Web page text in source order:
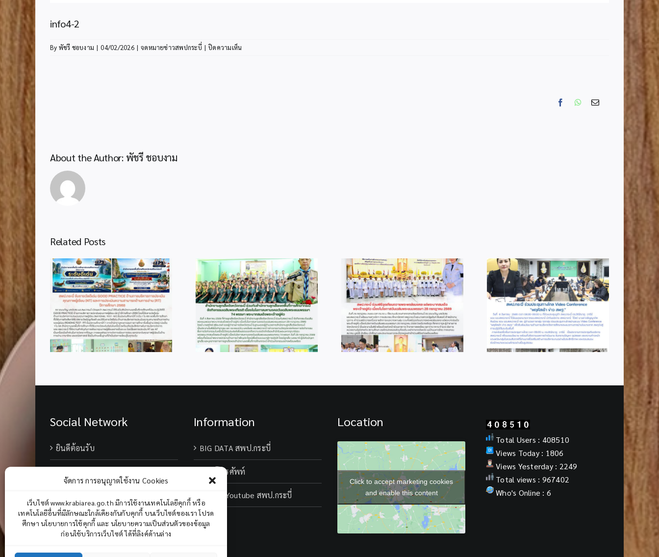
จัดการ การอนุญาตใช้งาน Cookies
เว็บไซต์ www.krabiarea.go.th มีการใช้งานเทคโนโลยีคุกกี้ หรือ
เทคโนโลยีอื่นที่มีลักษณะใกล้เคียงกันกับคุกกี้ บนเว็บไซต์ของเรา โปรด
ศึกษา นโยบายการใช้คุกกี้ และ นโยบายความเป็นส่วนตัวของข้อมูล
ก่อนใช้บริการเว็บไซต์ ได้ที่ลิงค์ด้านล่าง
info4-2
By พัชรี ชอบงาม | 04/02/2026 | จดหมายข่าวสพปกระบี่ | ปิดความเห็นบน
FacebookWhatsApp
Email
About the Author: พัชรี ชอบงาม
Related Posts
info 4-1 info 28-1 info 6-2 info 4-2
Social Network
ยินดีต้อนรับ
Information
BIG DATA สพป.กระบี่
เบอร์โทรศัพท์
Chanel Youtube สพป.กระบี่
Location
Click to accept marketing cookies
and enable this content
Total Users : 408510
Views Today : 1806
Views Yesterday : 2249
Total views : 967402
Who's Online : 6